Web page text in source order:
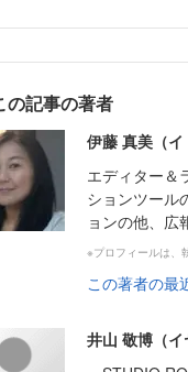
の記事の著者
伊藤 真美（イ
エディター＆
ションツール
ョンの他、広
※プロフィールは、
この著者の最
井山 敬博（イ